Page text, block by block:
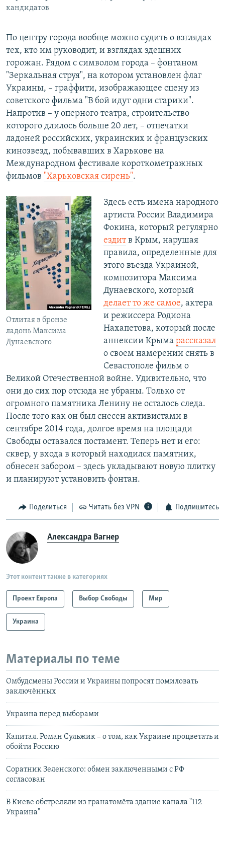
кандидатов
По центру города вообще можно судить о взглядах
тех, кто им руководит, и взглядах здешних
горожан. Рядом с символом города – фонтаном
"Зеркальная струя", на котором установлен флаг
Украины, – граффити, изображающее сцену из
советского фильма "В бой идут одни старики".
Напротив – у оперного театра, строительство
которого длилось больше 20 лет, – отпечатки
ладоней российских, украинских и французских
кинозвезд, побывавших в Харькове на
Международном фестивале короткометражных
фильмов "Харьковская сирень".
Отлитая в бронзе
ладонь Максима
Дунаевского
Здесь есть имена народного
артиста России Владимира
Фокина, который регулярно
ездитв Крым, нарушая
правила, определенные для
этого въезда Украиной,
композитора Максима
Дунаевского, который
делает то же самое, актера
и режиссера Родиона
Нахапетова, который после
аннексии Крыма рассказал
о своем намерении снять в
Севастополе фильм о
Великой Отечественной войне. Удивительно, что
они до сих пор отсюда не убраны. Только от
огромного памятника Ленину не осталось следа.
После того как он был снесен активистами в
сентябре 2014 года, долгое время на площади
Свободы оставался постамент. Теперь нет и его:
сквер, у входа в который находился памятник,
обнесен забором – здесь укладывают новую плитку
и планируют установить фонтан.
Поделиться Читать без VPN Подпишитесь
Александра Вагнер
Этот контент также в категориях
Проект Европа Выбор Свободы Мир
Украина
Материалы по теме
Омбудсмены России и Украины попросят помиловать
заключённых
Украина перед выборами
Капитал. Роман Сульжик – о том, как Украине процветать и
обойти Россию
Соратник Зеленского: обмен заключенными с РФ
согласован
В Киеве обстреляли из гранатомёта здание канала "112
Украина"